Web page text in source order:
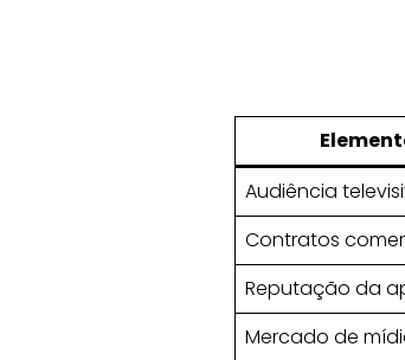
Audiência
Contratos
Reputação da
Mercado de